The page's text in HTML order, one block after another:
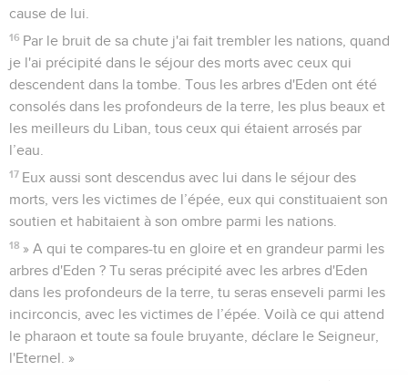
cause de lui.
16 Par le bruit de sa chute j'ai fait trembler les nations, quand
je l'ai précipité dans le séjour des morts avec ceux qui
descendent dans la tombe. Tous les arbres d'Eden ont été
consolés dans les profondeurs de la terre, les plus beaux et
les meilleurs du Liban, tous ceux qui étaient arrosés par
l’eau.
17 Eux aussi sont descendus avec lui dans le séjour des
morts, vers les victimes de l’épée, eux qui constituaient son
soutien et habitaient à son ombre parmi les nations.
18 » A qui te compares-tu en gloire et en grandeur parmi les
arbres d'Eden ? Tu seras précipité avec les arbres d'Eden
dans les profondeurs de la terre, tu seras enseveli parmi les
incirconcis, avec les victimes de l’épée. Voilà ce qui attend
le pharaon et toute sa foule bruyante, déclare le Seigneur,
l'Eternel. »